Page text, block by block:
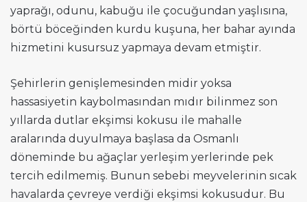
yaprağı, odunu, kabuğu ile çocuğundan yaşlısına,
börtü böceğinden kurdu kuşuna, her bahar ayında
hizmetini kusursuz yapmaya devam etmiştir.
Şehirlerin genişlemesinden midir yoksa
hassasiyetin kaybolmasından mıdır bilinmez son
yıllarda dutlar ekşimsi kokusu ile mahalle
aralarında duyulmaya başlasa da Osmanlı
döneminde bu ağaçlar yerleşim yerlerinde pek
tercih edilmemiş. Bunun sebebi meyvelerinin sıcak
havalarda çevreye verdiği ekşimsi kokusudur. Bu